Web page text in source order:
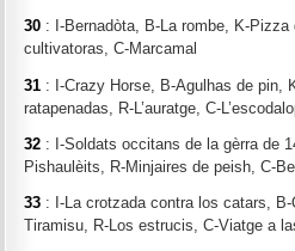
30 : I-Bernadòta, B-La rombe, K-Pizza
cultivatoras, C-Marcamal
31 : I-Crazy Horse, B-Agulhas de pin,
ratapenadas, R-L’auratge, C-
32 : I-Soldats occitans de la gèrra de
Pishaulèits, R-Minjaires de peish, C-
33 : I-La crotzada contra los catars,
Tiramisu, R-Los estrucis, C-Viatge a